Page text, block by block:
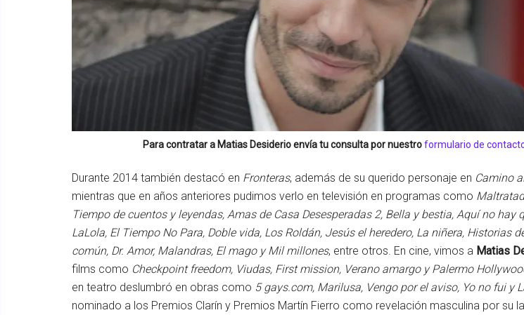
Para contratar a Matias Desiderioenvía tu consulta por nuestroformulario de
Durante 2014 también destacó en Fronteras, además de su querido personaje en Camino
mientras que en años anteriores pudimos verlo en televisión en programas como
Tiempo de cuentos y leyendas, Amas de Casa Desesperadas 2, Bella y bestia, Aquí no hay
LaLola, El Tiempo No Para, Doble vida, Los Roldán, Jesús el heredero, La niñera, Historias
común, Dr. Amor, Malandras, El mago y Mil millones, entre otros. En cine, vimos a Matias
films como Checkpoint freedom, Viudas, First mission, Verano amargo y Palermo
en teatro deslumbró en obras como 5 gays.com, Marilusa, Vengo por el aviso, Yo no fui y
nominado a los Premios Clarín y Premios Martín Fierro como revelación masculina por su